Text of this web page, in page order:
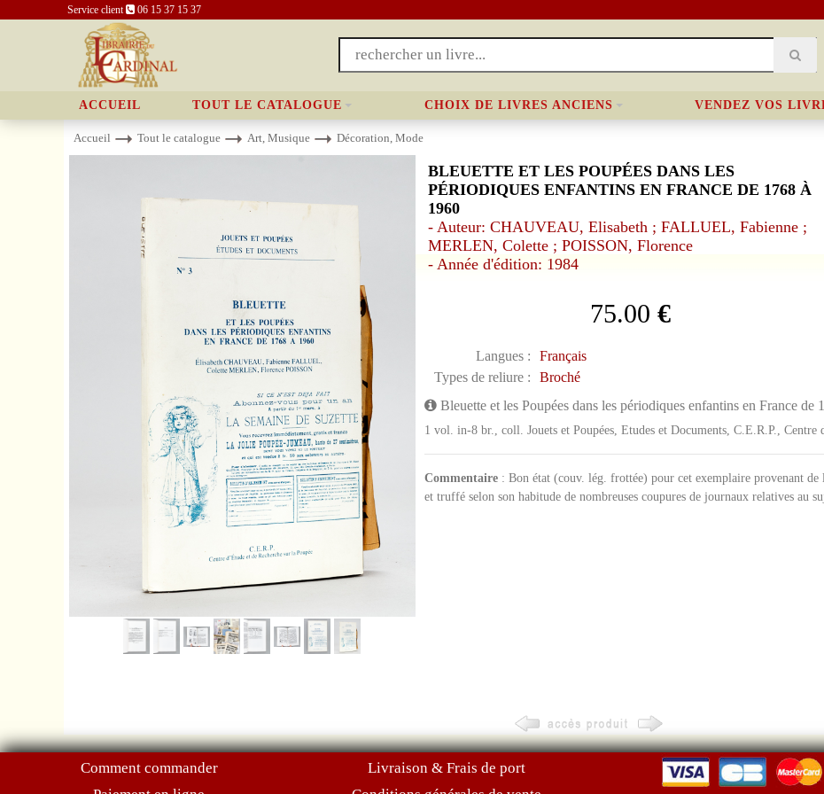
Service client 06 15 37 15 37
ACCUEIL TOUT LE CATALOGUE CHOIX DE LIVRES ANCIENS VENDEZ VOS
Accueil Tout le catalogue Art, Musique Décoration, Mode
BLEUETTE ET LES POUPÉES DANS LES
PÉRIODIQUES ENFANTINS EN FRANCE DE 1768 À
1960
- Auteur: CHAUVEAU, Elisabeth ; FALLUEL, Fabienne ;
MERLEN, Colette ; POISSON, Florence
- Année d'édition: 1984
75.00 €
Langues :
Français
Types de reliure :
Broché
Bleuette et les Poupées dans les périodiques enfantins en France de
1 vol. in-8 br., coll. Jouets et Poupées, Etudes et Documents, C.E.R.P., Centre
Commentaire: Bon état (couv. lég. frottée) pour cet exemplaire provenant
et truffé selon son habitude de nombreuses coupures de journaux relatives au
Comment commander
Livraison & Frais de port